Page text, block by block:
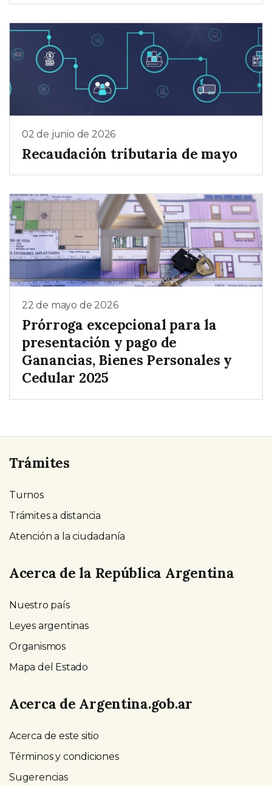
02 de junio de 2026
Recaudación tributaria de mayo
22 de mayo de 2026
Prórroga excepcional para la
presentación y pago de
Ganancias, Bienes Personales y
Cedular 2025
Trámites
Turnos
Trámites a distancia
Atención a la ciudadanía
Acerca de la República Argentina
Nuestro país
Leyes argentinas
Organismos
Mapa del Estado
Acerca de Argentina.gob.ar
Acerca de este sitio
Términos y condiciones
Sugerencias